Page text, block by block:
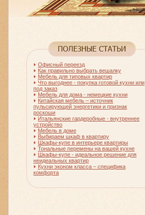
Офисный переезд
Как правильно выбрать вешалку
Мебель для типовых квартир
Что выгоднее - покупка готовой кухни или
под заказ
Мебель для дома - немецкие кухни
Китайская мебель – источник
пульсирующей энергетики и признак
роскоши
Итальянские гардеробные - внутреннее
устройство
Мебель в доме
Выбираем шкаф в квартиру
Шкафы-купе в интерьере квартиры
Тональные перемены на вашей кухне
Шкафы-купе - идеальное решение для
неидеальных квартир
Кухни эконом класса – специфика
комфорта